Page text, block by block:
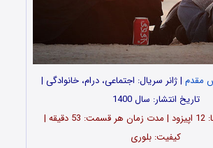
مقدم | ژانر سریال: اجتماعی، درام، خانوادگی |
تاریخ انتشار: سال 1400
تعداد قسمت ها: 12 اپیزود | مدت زمان هر قسمت: 53 دقیقه |
کیفیت: بلوری